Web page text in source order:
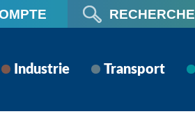
RECHERCHE
Industrie Transport